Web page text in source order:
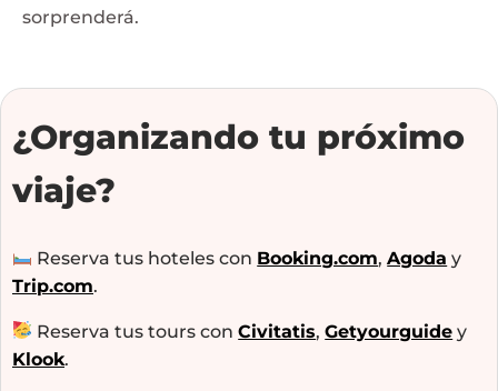
sorprenderá.
¿Organizando tu próximo
viaje?
Reserva tus hoteles con Booking.com,Agoda y
Trip.com.
Reserva tus tours conCivitatis,Getyourguide y
Klook.